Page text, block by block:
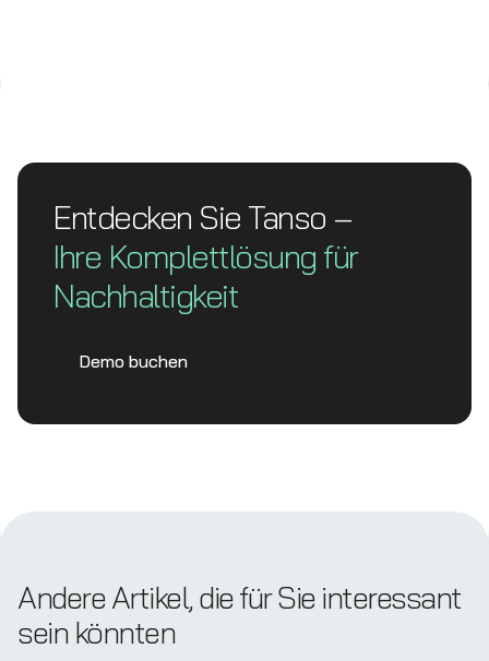
Entdecken Sie Tanso –
Ihre Komplett­lösung für
Nachhaltigkeit
Demo buchen
Andere Artikel, die für Sie interessant
sein könnten